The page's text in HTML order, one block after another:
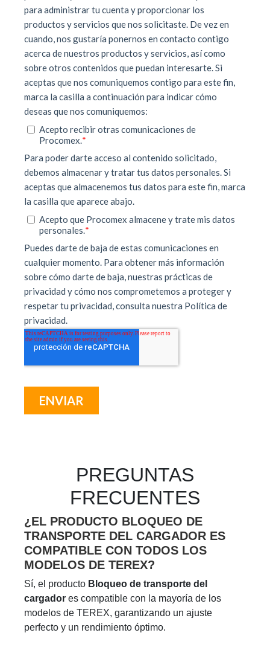
PREGUNTAS
FRECUENTES
¿EL PRODUCTO BLOQUEO DE
TRANSPORTE DEL CARGADOR ES
COMPATIBLE CON TODOS LOS
MODELOS DE TEREX?
Sí, el producto Bloqueo de transporte del
cargador es compatible con la mayoría de los
modelos de TEREX, garantizando un ajuste
perfecto y un rendimiento óptimo.